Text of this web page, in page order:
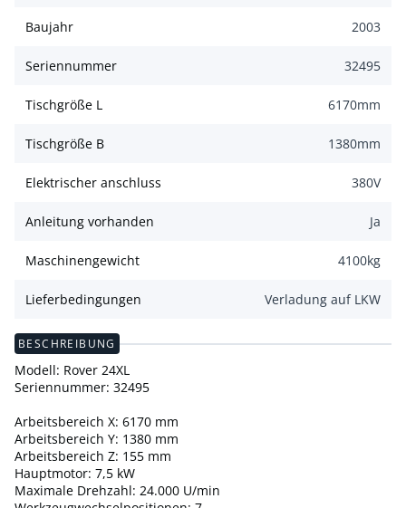
Baujahr 2003
Seriennummer 32495
Tischgröße L 6170mm
Tischgröße B 1380mm
Elektrischer anschluss 380V
Anleitung vorhanden Ja
Maschinengewicht 4100kg
Lieferbedingungen Verladung auf LKW
BESCHREIBUNG
Modell: Rover 24XL
Seriennummer: 32495
Arbeitsbereich X: 6170 mm
Arbeitsbereich Y: 1380 mm
Arbeitsbereich Z: 155 mm
Hauptmotor: 7,5 kW
Maximale Drehzahl: 24.000 U/min